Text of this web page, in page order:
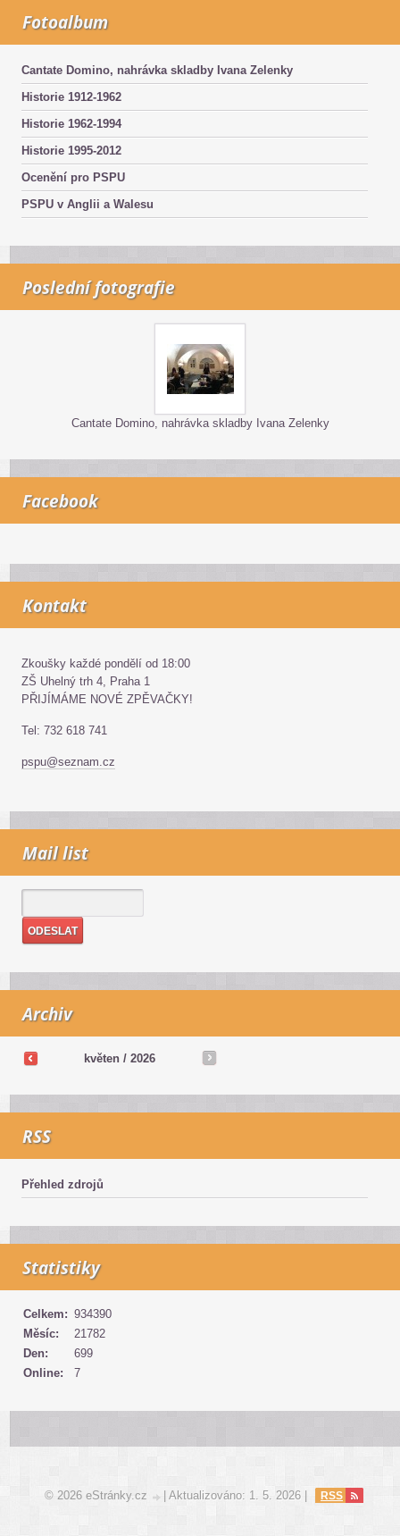
Fotoalbum
Cantate Domino, nahrávka skladby Ivana Zelenky
Historie 1912-1962
Historie 1962-1994
Historie 1995-2012
Ocenění pro PSPU
PSPU v Anglii a Walesu
Poslední fotografie
Cantate Domino, nahrávka skladby Ivana Zelenky
Facebook
Kontakt
Zkoušky každé pondělí od 18:00
ZŠ Uhelný trh 4, Praha 1
PŘIJÍMÁME NOVÉ ZPĚVAČKY!
Tel: 732 618 741
pspu@seznam.cz
Mail list
Archiv
květen / 2026
RSS
Přehled zdrojů
Statistiky
Online: 7
Celkem: 934390
Měsíc:
21782
Den:
699
© 2026 eStránky.cz | Aktualizováno: 1. 5. 2026 | RSS